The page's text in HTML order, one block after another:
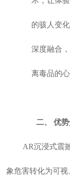
的骇人变
深度融合
离毒品的心
二、优
AR沉浸式震
象危害转化为可